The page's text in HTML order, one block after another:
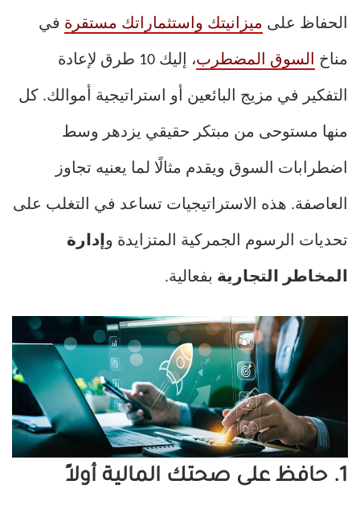
الحفاظ على ميزانيتك واستثماراتك مستقرة في
مناخ السوق المضطرب ، إليك 10 طرق لإعادة
التفكير في مزيج البائعين أو استراتيجية أموالك. كل
منها مستوحى من مبتكر حقيقي يزدهر وسط
اضطرابات السوق ويقدم مثالًا لما يعنيه تجاوز
العاصفة. هذه الاستراتيجيات تساعد في التغلب على
تحديات الرسوم الجمركية المتزايدة وإدارة
المخاطر التجارية بفعالية.
1. حافظ على صحتك المالية أولاً